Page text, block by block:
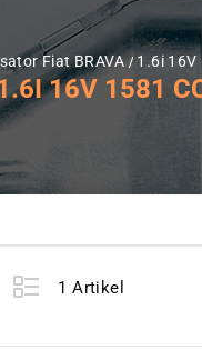
Fiat BRAVA 1.6i 16V
1.6I 16V 1581
View
Einstellen
1 Artikel